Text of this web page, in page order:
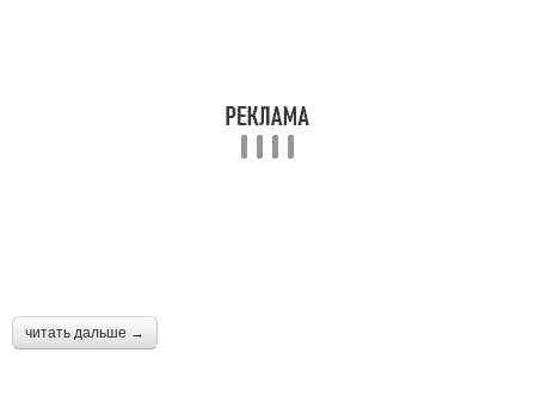
читать дальше →